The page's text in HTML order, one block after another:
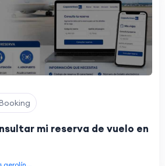
mi reserva de vuelo en